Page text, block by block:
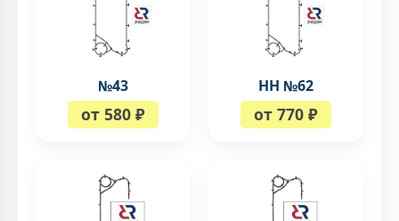
№43
от 580 ₽
НН №62
от 770 ₽